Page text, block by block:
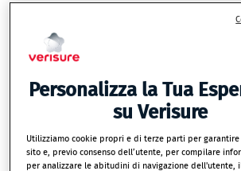
Con Verisure,
installazione
manutenzioneordinaria e
Tecnici Verisure Certificati.
I nostri Esperti di Sicurezza
allarme su misurae ti propongono
Personalizza la Tua
su Verisure
Utilizziamo cookie propri e di terze parti per
sito e, previo consenso dell’utente, per compilare
per analizzare le abitudini di navigazione dell'utente,